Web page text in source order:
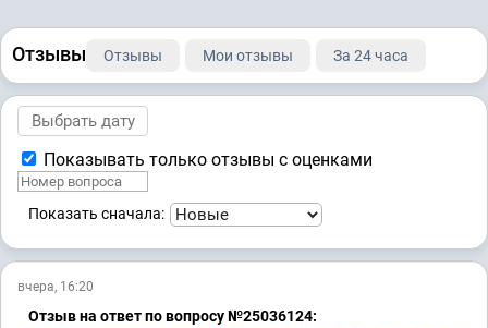
Отзывы Отзывы Мои отзывы За 24 часа
Показывать только отзывы с оценками
Показать сначала:
вчера, 16:20
Отзыв на ответ по вопросу №25036124: